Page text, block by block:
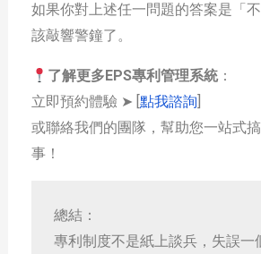
如果你對上述任一問題的答案是「
該敲響警鐘了。
了解更多EPS專利管理系統：
立即預約體驗 ➤ [ 點我諮詢
或聯絡我們的團隊，幫助您一站式
事！
總結：
專利制度不是紙上談兵，失誤一